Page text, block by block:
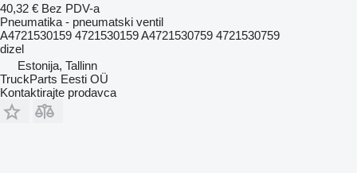
40,32 € Bez PDV-a
Pneumatika - pneumatski ventil
A4721530159 4721530159 A4721530759 4721530759
dizel
Estonija, Tallinn
TruckParts Eesti OÜ
Kontaktirajte prodavca